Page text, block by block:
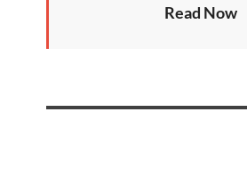
Read Now